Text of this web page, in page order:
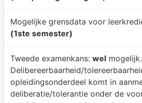
Mogelijke grensdata voor
(1ste semester)
Tweede examenkans: welmogelijk.
Delibereerbaarheid/
opleidingsonderdeel komt in
deliberatie/tolerantie onder de